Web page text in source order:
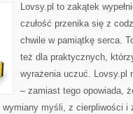
Lovsy.pl to zakątek
czułość przenika się z
chwile w pamiątkę serca.
też dla praktycznych,
wyrażenia uczuć. Lovsy.pl
– zamiast tego opowiada,
myśli, z cierpliwości i